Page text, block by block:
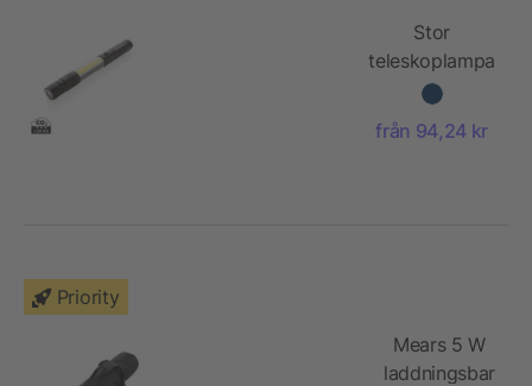
Stor
teleskoplampa
med COB
från 94,24 kr
Priority
Mears 5 W
laddningsbar